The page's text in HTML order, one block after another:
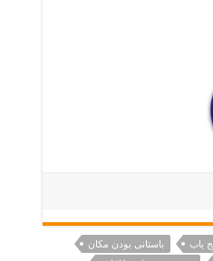
یاب
باستانی بودن مکان